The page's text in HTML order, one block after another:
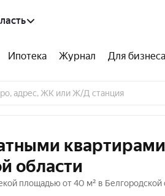
Ипотека Журнал Для бизнеса
квартирами
области
площадью от 40 м² в